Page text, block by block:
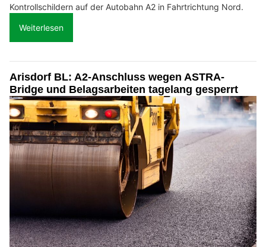
Kontrollschildern auf der Autobahn A2 in Fahrtrichtung Nord.
Weiterlesen
Arisdorf BL: A2-Anschluss wegen ASTRA-
Bridge und Belagsarbeiten tagelang gesperrt